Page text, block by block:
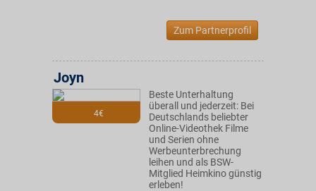
Zum Partnerprofil
4€
Joyn
Beste Unterhaltung
überall und jederzeit: Bei
Deutschlands beliebter
Online-Videothek Filme
und Serien ohne
Werbeunterbrechung
leihen und als BSW-
Mitglied Heimkino günstig
erleben!